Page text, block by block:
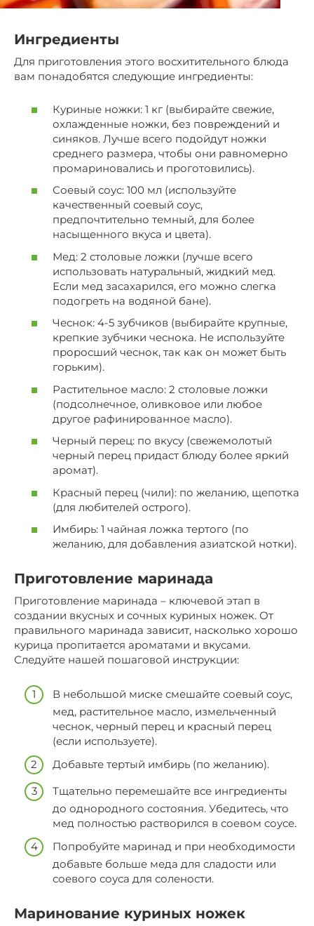
Ингредиенты
Для приготовления этого восхитительного блюда
вам понадобятся следующие ингредиенты:
Куриные ножки: 1 кг (выбирайте свежие,
охлажденные ножки, без повреждений и
синяков. Лучше всего подойдут ножки
среднего размера, чтобы они равномерно
промариновались и проготовились).
Соевый соус: 100 мл (используйте
качественный соевый соус,
предпочтительно темный, для более
насыщенного вкуса и цвета).
Мед: 2 столовые ложки (лучше всего
использовать натуральный, жидкий мед.
Если мед засахарился, его можно слегка
подогреть на водяной бане).
Чеснок: 4-5 зубчиков (выбирайте крупные,
крепкие зубчики чеснока. Не используйте
проросший чеснок, так как он может быть
горьким).
Растительное масло: 2 столовые ложки
(подсолнечное, оливковое или любое
другое рафинированное масло).
Черный перец: по вкусу (свежемолотый
черный перец придаст блюду более яркий
аромат).
Красный перец (чили): по желанию, щепотка
(для любителей острого).
Имбирь: 1 чайная ложка тертого (по
желанию, для добавления азиатской нотки).
Приготовление маринада
Приготовление маринада – ключевой этап в
создании вкусных и сочных куриных ножек. От
правильного маринада зависит, насколько хорошо
курица пропитается ароматами и вкусами.
Следуйте нашей пошаговой инструкции:
В небольшой миске смешайте соевый соус,
мед, растительное масло, измельченный
чеснок, черный перец и красный перец
(если используете).
Добавьте тертый имбирь (по желанию).
Тщательно перемешайте все ингредиенты
до однородного состояния. Убедитесь, что
мед полностью растворился в соевом соусе.
Попробуйте маринад и при необходимости
добавьте больше меда для сладости или
соевого соуса для солености.
Маринование куриных ножек